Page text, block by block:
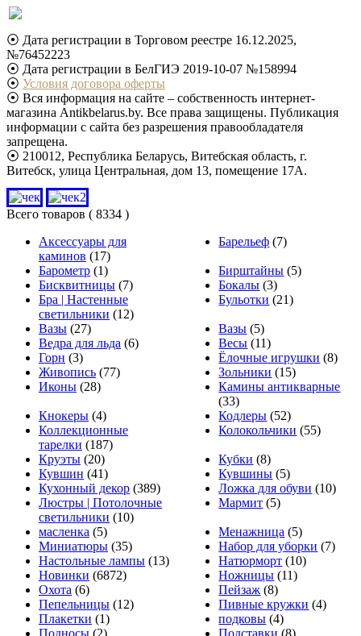
⦿ Дата регистрации в Торговом реестре 16.12.2025,
№76452223
⦿ Дата регистрации в БелГИЭ 2019-10-07 №158994
⦿ Условия договора оферты
⦿ Вся информация на сайте – собственность интернет-
магазина Antikbelarus.by. Все права защищены. Публикация
информации с сайта без разрешения правообладателя
запрещена.
⦿ 210012, Республика Беларусь, Витебская область, г.
Витебск, улица Центральная, дом 13, помещение 17А.
Всего товаров ( 8334 )
Аксессуары для
каминов (17)
Барельеф (7)
Барометр (1) Бирштайны (5)
Бисквитницы (7) Бокалы (3)
Бра | Настенные
светильники (12)
Бульотки (21)
Вазы (27) Вазы (5)
Ведра для льда (6) Весы (11)
Горн (3) Ёлочные игрушки (8)
Живопись (77) Зольники (15)
Иконы (28)
Камины антикварные
(33)
Кнокеры (4) Кодлеры (52)
Коллекционные
тарелки (187)
Колокольчики (55)
Круэты (20) Кубки (8)
Кувшин (41) Кувшины (5)
Кухонный декор (389) Ложка для обуви (10)
Люстры | Потолочные
светильники (10)
Мармит (5)
масленка (5) Менажница (5)
Миниатюры (35) Набор для уборки (7)
Настольные лампы (13) Натюрморт (10)
Новинки (6872) Ножницы (11)
Охота (6) Пейзаж (8)
Пепельницы (12) Пивные кружки (4)
Плакетки (1) подковы (4)